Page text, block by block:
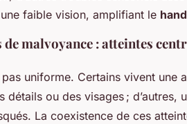
faible vision, amplifiant le
malvoyance : atteintes
pas uniforme. Certains vivent une
détails ou des visages ; d’autres,
La coexistence de ces